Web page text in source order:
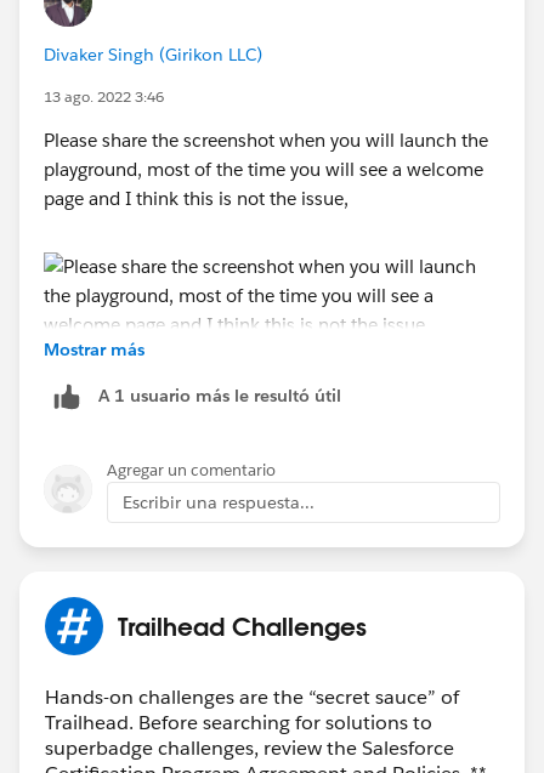
Divaker Singh (Girikon LLC)
13 ago. 2022 3:46
Please share the screenshot when you will launch the
playground, most of the time you will see a welcome
page and I think this is not the issue,
Mostrar más
A 1 usuario más le resultó útil
Agregar un comentario
Escribir una respuesta...
Trailhead Challenges
Hands-on challenges are the “secret sauce” of
Trailhead. Before searching for solutions to
superbadge challenges, review the Salesforce